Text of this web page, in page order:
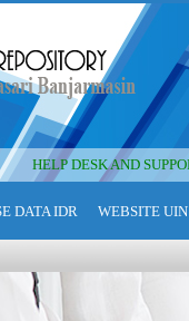
HELP DESK AND
DATA IDR WEBSITE